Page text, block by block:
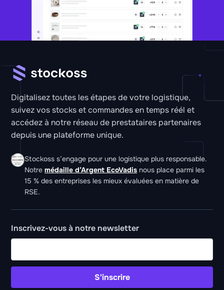
Digitalisez toutes les étapes de votre logistique,
suivez vos stocks et commandes en temps réél et
accédez à notre réseau de prestataires partenaires
depuis une plateforme unique.
Stockoss s’engage pour une logistique plus responsable.
Notremédaille d’Argent EcoVadis nous place parmi les
15 % des entreprises les mieux évaluées en matière de
RSE.
Inscrivez-vous à notre newsletter
S'inscrire